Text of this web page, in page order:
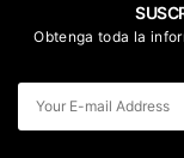
Obtenga toda la